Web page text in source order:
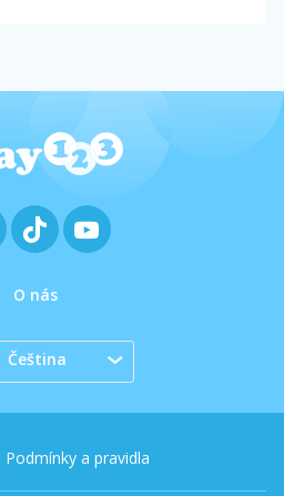
O nás
Čeština
Podmínky a pravidla